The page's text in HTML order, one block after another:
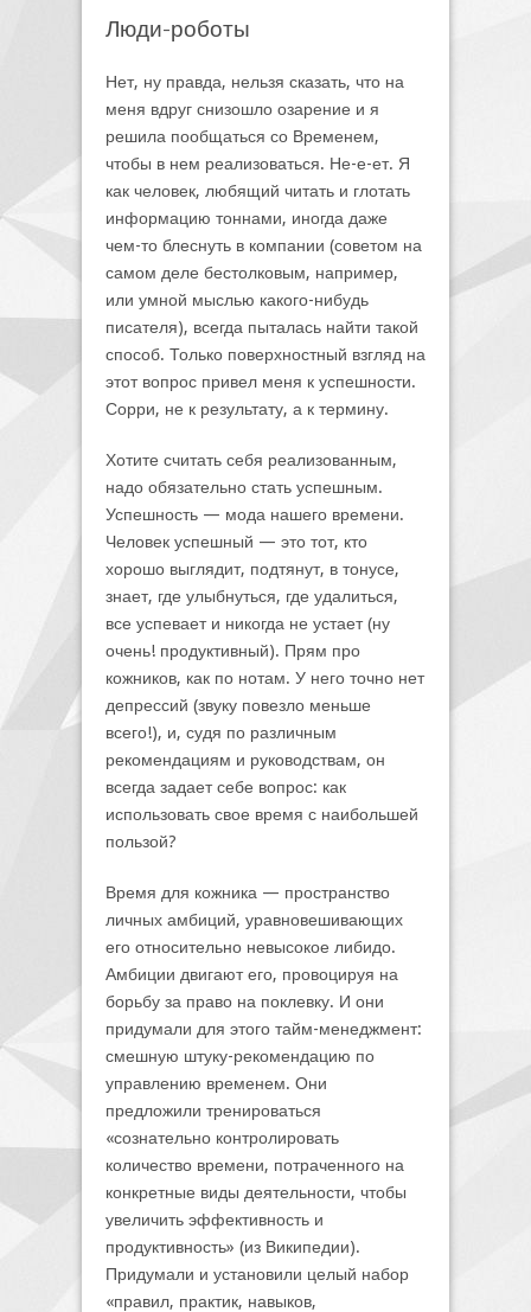
Люди-роботы
Нет, ну правда, нельзя сказать, что на
меня вдруг снизошло озарение и я
решила пообщаться со Временем,
чтобы в нем реализоваться. Не-е-ет. Я
как человек, любящий читать и глотать
информацию тоннами, иногда даже
чем-то блеснуть в компании (советом на
самом деле бестолковым, например,
или умной мыслью какого-нибудь
писателя), всегда пыталась найти такой
способ. Только поверхностный взгляд на
этот вопрос привел меня к успешности.
Сорри, не к результату, а к термину.
Хотите считать себя реализованным,
надо обязательно стать успешным.
Успешность — мода нашего времени.
Человек успешный — это тот, кто
хорошо выглядит, подтянут, в тонусе,
знает, где улыбнуться, где удалиться,
все успевает и никогда не устает (ну
очень! продуктивный). Прям про
кожников, как по нотам. У него точно нет
депрессий (звуку повезло меньше
всего!), и, судя по различным
рекомендациям и руководствам, он
всегда задает себе вопрос: как
использовать свое время с наибольшей
пользой?
Время для кожника — пространство
личных амбиций, уравновешивающих
его относительно невысокое либидо.
Амбиции двигают его, провоцируя на
борьбу за право на поклевку. И они
придумали для этого тайм-менеджмент:
смешную штуку-рекомендацию по
управлению временем. Они
предложили тренироваться
«сознательно контролировать
количество времени, потраченного на
конкретные виды деятельности, чтобы
увеличить эффективность и
продуктивность» (из Википедии).
Придумали и установили целый набор
«правил, практик, навыков,